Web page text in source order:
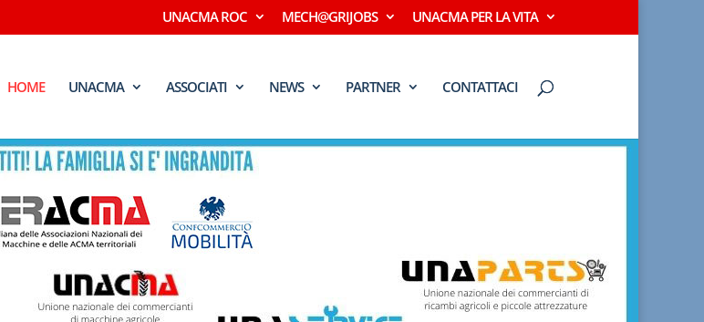
UNACMA ROC MECH@GRIJOBS UNACMA PER LA VITA
HOME UNACMA ASSOCIATI NEWS PARTNER CONTATTACI